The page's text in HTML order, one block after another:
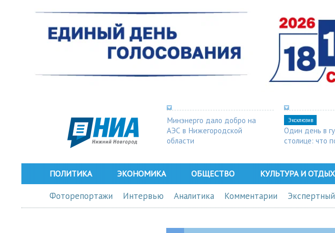
Минэнерго дало добро на
АЭС в Нижегородской
области
Эксклюзив
Один день в
столице: что
ПОЛИТИКА ЭКОНОМИКА ОБЩЕСТВО КУЛЬТУРА И ОТДЫХ
Фоторепортажи Интервью Аналитика Комментарии